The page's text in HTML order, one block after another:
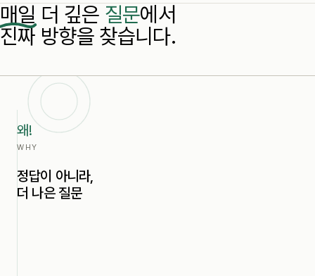
매일 더 깊은 질문에서
진짜 방향을 찾습니다.
왜!
WHY
정답이 아니라,
더 나은 질문